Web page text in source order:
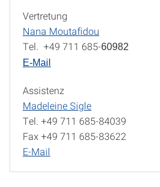
Vertretung
Nana Moutafidou
Tel. +49 711 685-60982
E-Mail
Assistenz
Madeleine Sigle
Tel. +49 711 685-84039
Fax +49 711 685-83622
E-Mail